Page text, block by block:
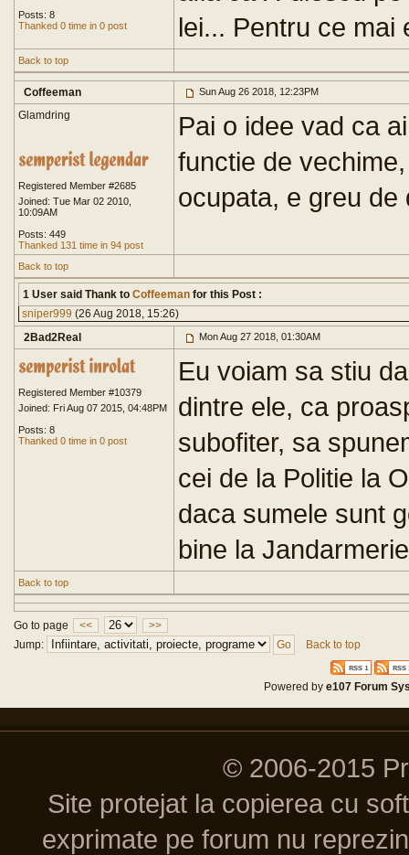
Posts: 8
Thanked 0 time in 0 post
lei... Pentru ce mai
Back to top
Coffeeman Sun Aug 26 2018, 12:23PM
Glamdring
Registered Member #2685
Joined: Tue Mar 02 2010,
10:09AM
Posts: 449
Thanked 131 time in 94 post
Pai o idee vad ca
functie de
ocupata, e greu de
Back to top
1 User said Thank to Coffeeman for this Post :
sniper999 (26 Aug 2018, 15:26)
2Bad2Real
Mon Aug 27 2018, 01:30AM
Registered Member #10379
Joined: Fri Aug 07 2015, 04:48PM
Posts: 8
Thanked 0 time in 0 post
Eu voiam sa stiu
dintre ele, ca
subofiter, sa
cei de la Politie la
daca sumele sunt
bine la
Back to top
Go to page <<
>>
Jump:
Back to top
Powered bye107 Forum
© 2006-2015
Site protejat la copierea cu
exprimate pe forum nu